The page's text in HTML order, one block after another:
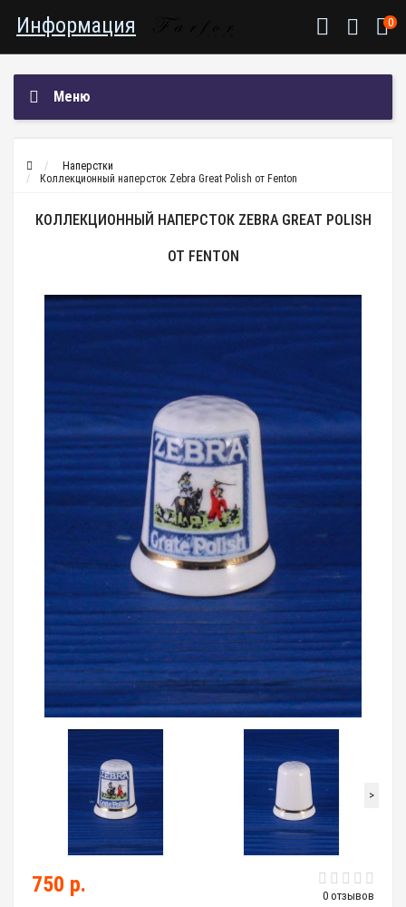
Информация 0
Меню
Наперстки
Коллекционный наперсток Zebra Great Polish от Fenton
КОЛЛЕКЦИОННЫЙ НАПЕРСТОК ZEBRA GREAT POLISH
ОТ FENTON
Loading...
>
0 отзывов
750 р.